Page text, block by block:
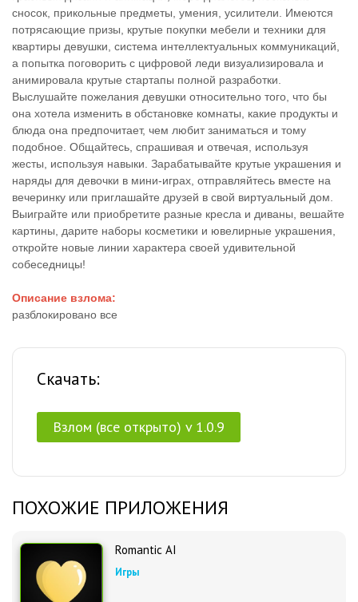
сносок, прикольные предметы, умения, усилители. Имеются
потрясающие призы, крутые покупки мебели и техники для
квартиры девушки, система интеллектуальных коммуникаций,
а попытка поговорить с цифровой леди визуализировала и
анимировала крутые стартапы полной разработки.
Выслушайте пожелания девушки относительно того, что бы
она хотела изменить в обстановке комнаты, какие продукты и
блюда она предпочитает, чем любит заниматься и тому
подобное. Общайтесь, спрашивая и отвечая, используя
жесты, используя навыки. Зарабатывайте крутые украшения и
наряды для девочки в мини-играх, отправляйтесь вместе на
вечеринку или приглашайте друзей в свой виртуальный дом.
Выиграйте или приобретите разные кресла и диваны, вешайте
картины, дарите наборы косметики и ювелирные украшения,
откройте новые линии характера своей удивительной
собеседницы!
Описание взлома:
разблокировано все
Скачать:
Взлом (все открыто) v 1.0.9
ПОХОЖИЕ ПРИЛОЖЕНИЯ
Romantic AI
Игры